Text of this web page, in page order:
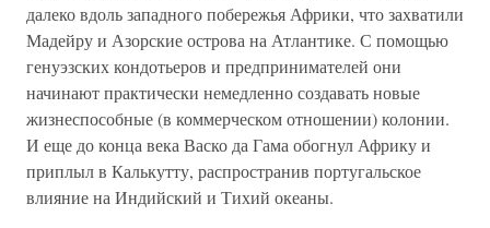
далеко вдоль западного побережья Африки, что захватили
Мадейру и Азорские острова на Атлантике. С помощью
генуэзских кондотьеров и предпринимателей они
начинают практически немедленно создавать новые
жизнеспособные (в коммерческом отношении) колонии.
И еще до конца века Васко да Гама обогнул Африку и
приплыл в Калькутту, распространив португальское
влияние на Индийский и Тихий океаны.